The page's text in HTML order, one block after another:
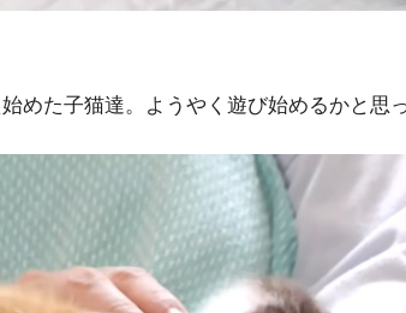
めた子猫達。ようやく遊び始めるかと思